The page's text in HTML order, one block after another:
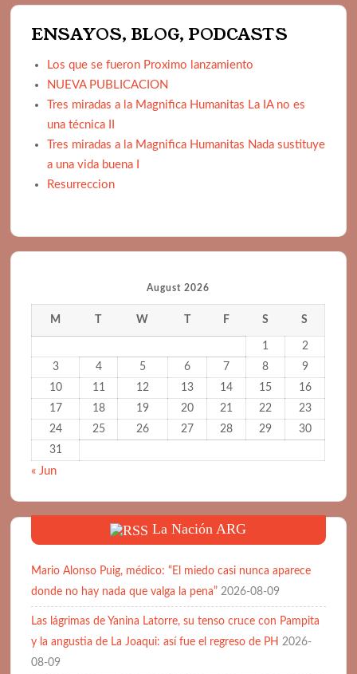
ENSAYOS, BLOG, PODCASTS
Los que se fueron Proximo lanzamiento
NUEVA PUBLICACION
Tres miradas a la Magnifica Humanitas La IA no es
una técnica II
Tres miradas a la Magnifica Humanitas Nada sustituye
a una vida buena I
Resurreccion
August 2026
M W F S S
1
2
3
4 5 6 7 8
9
10
11 12 13 14 15
16
17
18 19 20 21 22
23
24
25 26 27 28 29
30
31
« Jun
La Nación ARG
Mario Alonso Puig, médico: “El miedo casi nunca aparece
donde no hay nada que valga la pena” 2026-08-09
Las lágrimas de Yanina Latorre, su tenso cruce con Pampita
y la angustia de La Joaqui: así fue el regreso de PH 2026-
08-09